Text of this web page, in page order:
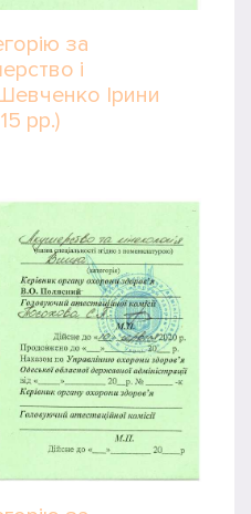
за
і
Ірини
рр.)